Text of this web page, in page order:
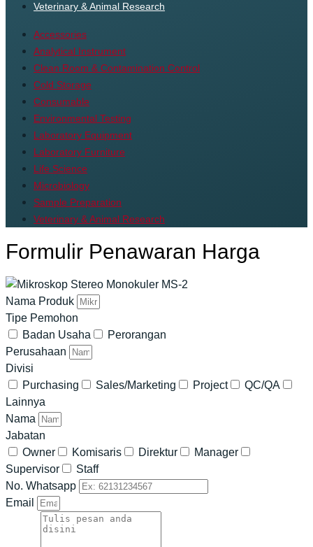
Veterinary & Animal Research
Accessories
Analytical Instrument
Clean Room & Contamination Control
Cold Storage
Consumable
Environmental Testing
Laboratory Equipment
Laboratory Furniture
Life Science
Microbiology
Sample Preparation
Veterinary & Animal Research
Formulir Penawaran Harga
Nama Produk
Tipe Pemohon
Badan Usaha
Perorangan
Perusahaan
Divisi
Purchasing
Sales/Marketing Project
QC/QA
Lainnya
Nama
Jabatan
Owner
Komisaris Direktur
Manager
Supervisor
Staff
No. Whatsapp
Email